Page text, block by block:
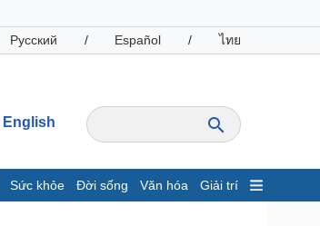
Русский / Español / ไทย
English
Sức khỏe Đời sống Văn hóa Giải trí